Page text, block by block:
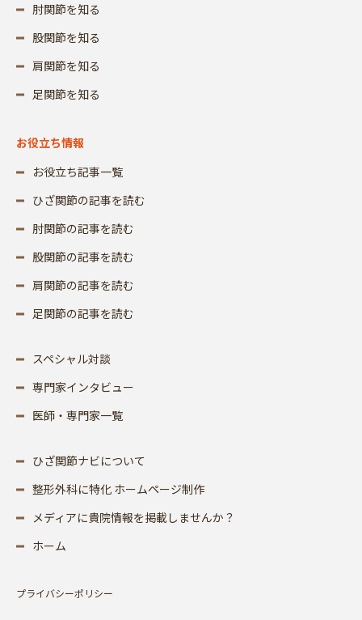
肘関節を知る
股関節を知る
肩関節を知る
足関節を知る
お役立ち情報
お役立ち記事一覧
ひざ関節の記事を読む
肘関節の記事を読む
股関節の記事を読む
肩関節の記事を読む
足関節の記事を読む
スペシャル対談
専門家インタビュー
医師・専門家一覧
ひざ関節ナビについて
整形外科に特化 ホームページ制作
メディアに貴院情報を掲載しませんか？
ホーム
プライバシーポリシー